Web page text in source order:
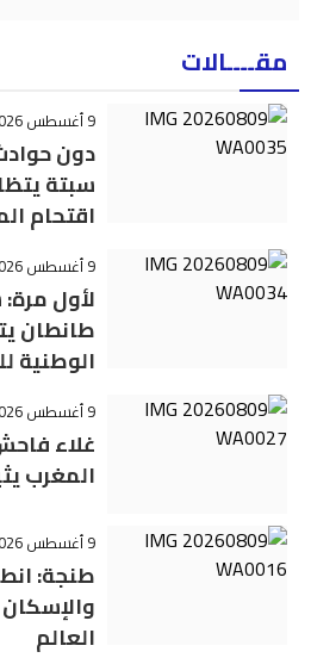
مقــــالات
9 أغسطس 2026 - 23:40
دون
سبتة
اقتحام
9 أغسطس 2026 - 23:24
لأول
طانطان
الوطنية
9 أغسطس 2026 - 22:19
غلاء
المغرب
9 أغسطس 2026 - 20:25
طنجة:
العالم